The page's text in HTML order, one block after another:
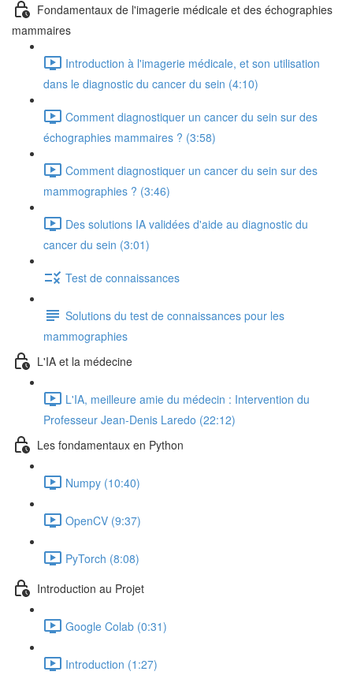
Fondamentaux de l'imagerie médicale et des échographies
mammaires
Introduction à l'imagerie médicale, et son utilisation
dans le diagnostic du cancer du sein (4:10)
Comment diagnostiquer un cancer du sein sur des
échographies mammaires ? (3:58)
Comment diagnostiquer un cancer du sein sur des
mammographies ? (3:46)
Des solutions IA validées d'aide au diagnostic du
cancer du sein (3:01)
Test de connaissances
Solutions du test de connaissances pour les
mammographies
L'IA et la médecine
L'IA, meilleure amie du médecin : Intervention du
Professeur Jean-Denis Laredo (22:12)
Les fondamentaux en Python
Numpy (10:40)
OpenCV (9:37)
PyTorch (8:08)
Introduction au Projet
Google Colab (0:31)
Introduction (1:27)